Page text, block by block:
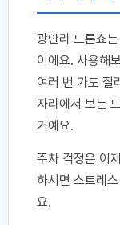
광안리 드론쇼
이에요. 사용해
여러 번 가도 질
자리에서 보는
거예요.
주차 걱정은 이
하시면 스트레
요.